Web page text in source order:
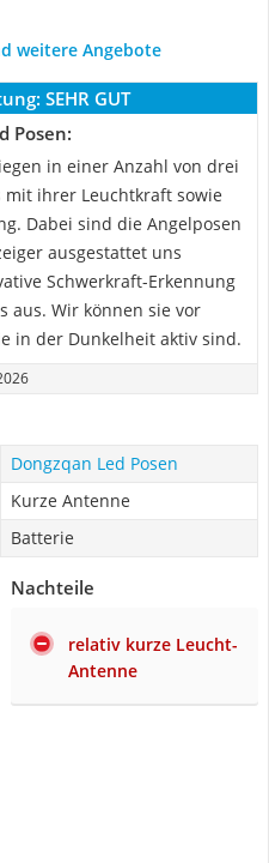
weitere Angebote
SEHR GUT
Posen:
in einer Anzahl von drei
ihrer Leuchtkraft sowie
Dabei sind die Angelposen
ausgestattet uns
Schwerkraft-Erkennung
aus. Wir können sie vor
in der Dunkelheit aktiv sind.
Dongzqan Led Posen
Kurze Antenne
Batterie
Nachteile
relativ kurze Leucht-
Antenne